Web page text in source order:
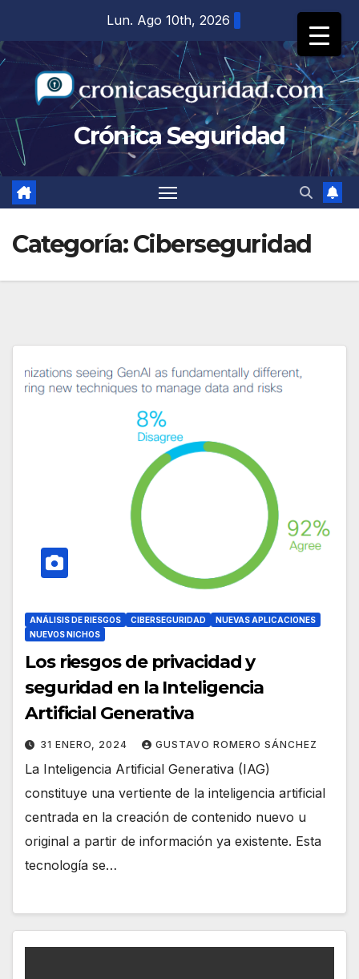
contenido
Lun. Ago 10th, 2026
Crónica Seguridad
Categoría:Ciberseguridad
ANÁLISIS DE RIESGOS CIBERSEGURIDAD
NUEVAS APLICACIONES
NUEVOS NICHOS
Los riesgos de privacidad y
seguridad en la Inteligencia
Artificial Generativa
31 ENERO, 2024 GUSTAVO ROMERO SÁNCHEZ
La Inteligencia Artificial Generativa (IAG)
constituye una vertiente de la inteligencia artificial
centrada en la creación de contenido nuevo u
original a partir de información ya existente. Esta
tecnología se…